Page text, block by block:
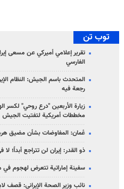
توب تن
تقرير إعلامي أميركي عن مسعى
الفارسي
المتحدث باسم الجيش: النظام
رجعة فيه
زيارة الأربعين "درع روحي" لكسر
مخططات أمريكية لتفتيت الجيش
عُمان: المفاوضات بشأن مضيق
ذو القدر: إيران لن تتراجع أبداً؛
سفينة إماراتية تتعرض لهجوم
نائب وزير الصحة الإيراني: قصف